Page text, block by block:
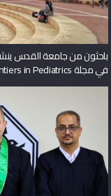
باحثون من جامعة القدس
في مجلة Frontiers in Pediatrics